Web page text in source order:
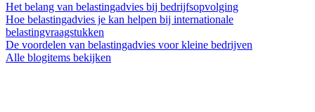
Het belang van belastingadvies bij bedrijfsopvolging
Hoe belastingadvies je kan helpen bij internationale
belastingvraagstukken
De voordelen van belastingadvies voor kleine bedrijven
Alle blogitems bekijken